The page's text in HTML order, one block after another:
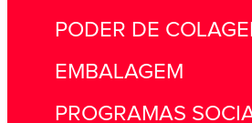
PODER DE
EMBALAGEM
PROGRAMAS